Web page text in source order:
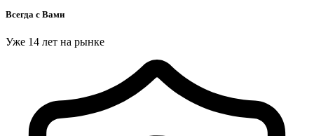
Всегда с Вами
Уже 14 лет на рынке